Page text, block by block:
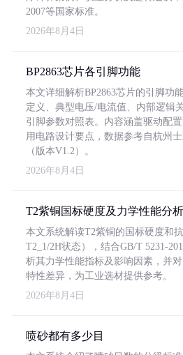
2007等国家标准。
2026年8月4日
BP2863芯片各引脚功能
本文详细解析BP2863芯片的引脚功
定义、典型电压/电流值、内部逻辑
引脚参数对照表。内容涵盖驱动配
用电路设计要点，数据参考自杭州
（版本V1.2）。
2026年8月4日
T2紫铜国标硬度及力学性能分析
本文系统解读T2紫铜的国标硬度和
T2_1/2H状态），结合GB/T 5231-
析其力学性能指标及影响因素，并
特性差异，为工业选材提供参考。
2026年8月4日
喷砂都有多少目